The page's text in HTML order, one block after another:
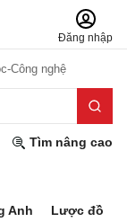
Đăng nhập
Công nghệ
Tìm nâng cao
Anh Lược đồ